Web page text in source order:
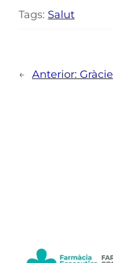
Tags: Salut
← Anterior: